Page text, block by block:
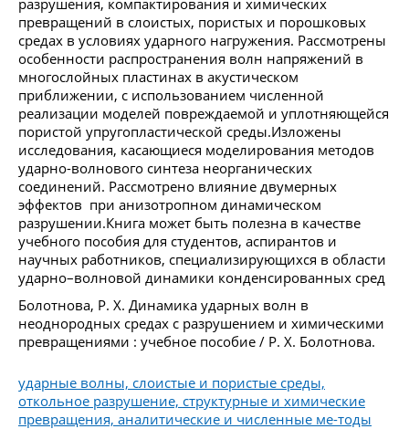
превращений в слоистых, пористых и порошковых
средах в условиях ударного нагружения. Рассмотрены
особенности распространения волн напряжений в
многослойных пластинах в акустическом
приближении, с использованием численной
реализации моделей повреждаемой и уплотняющейся
пористой упругопластической среды.Изложены
исследования, касающиеся моделирования методов
ударно-волнового синтеза неорганических
соединений. Рассмотрено влияние двумерных
эффектов при анизотропном динамическом
разрушении.Книга может быть полезна в качестве
учебного пособия для студентов, аспирантов и
научных работников, специализирующихся в области
ударно–волновой динамики конденсированных сред
Болотнова, Р. Х. Динамика ударных волн в
неоднородных средах с разрушением и химическими
превращениями : учебное пособие / Р. Х. Болотнова.
ударные волны, слоистые и пористые среды,
откольное разрушение, структурные и химические
превращения, аналитические и численные ме-тоды